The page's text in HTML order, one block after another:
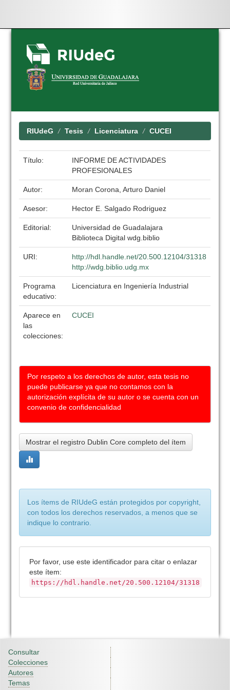
Skip
navigation
RIUdeG Tesis Licenciatura CUCEI
Título:
INFORME DE ACTIVIDADES
PROFESIONALES
Autor: Moran Corona, Arturo Daniel
Asesor: Hector E. Salgado Rodriguez
Editorial:
Universidad de Guadalajara
Biblioteca Digital wdg.biblio
URI:
http://hdl.handle.net/20.500.12104/31318
http://wdg.biblio.udg.mx
Programa
educativo:
Licenciatura en Ingeniería Industrial
Aparece en
las
colecciones:
CUCEI
Por respeto a los derechos de autor, esta tesis no
puede publicarse ya que no contamos con la
autorización explícita de su autor o se cuenta con un
convenio de confidencialidad
Mostrar el registro Dublin Core completo del ítem
Los ítems de RIUdeG están protegidos por copyright,
con todos los derechos reservados, a menos que se
indique lo contrario.
Por favor, use este identificador para citar o enlazar
este ítem:
https://hdl.handle.net/20.500.12104/31318
Consultar
Colecciones
Autores
Temas